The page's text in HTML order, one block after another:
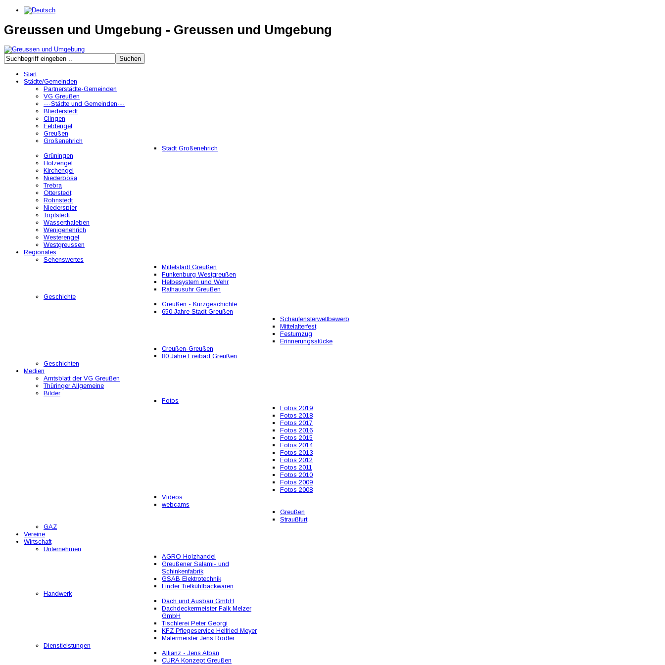
Greussen und Umgebung - Greussen und Umgebung
Start
Städte/Gemeinden
Partnerstädte-Gemeinden
VG Greußen
---Städte und Gemeinden---
Bliederstedt
Clingen
Feldengel
Greußen
Großenehrich
Stadt Großenehrich
Grüningen
Holzengel
Kirchengel
Niederbösa
Trebra
Otterstedt
Rohnstedt
Niederspier
Topfstedt
Wasserthaleben
Wenigenehrich
Westerengel
Westgreussen
Regionales
Sehenswertes
Mittelstadt Greußen
Funkenburg Westgreußen
Helbesystem und Wehr
Rathausuhr Greußen
Geschichte
Greußen - Kurzgeschichte
650 Jahre Stadt Greußen
Schaufensterwettbewerb
Mittelalterfest
Festumzug
Erinnerungsstücke
Creußen-Greußen
80 Jahre Freibad Greußen
Geschichten
Medien
Amtsblatt der VG Greußen
Thüringer Allgemeine
Bilder
Fotos
Fotos 2019
Fotos 2018
Fotos 2017
Fotos 2016
Fotos 2015
Fotos 2014
Fotos 2013
Fotos 2012
Fotos 2011
Fotos 2010
Fotos 2009
Fotos 2008
Videos
webcams
Greußen
Straußfurt
GAZ
Vereine
Wirtschaft
Unternehmen
AGRO Holzhandel
Greußener Salami- und
Schinkenfabrik
GSAB Elektrotechnik
Linder Tiefkühlbackwaren
Handwerk
Dach und Ausbau GmbH
Dachdeckermeister Falk Melzer
GmbH
Tischlerei Peter Georgi
KFZ Pflegeservice Helfried Meyer
Malermeister Jens Rodler
Dienstleistungen
Allianz - Jens Alban
CURA Konzept Greußen